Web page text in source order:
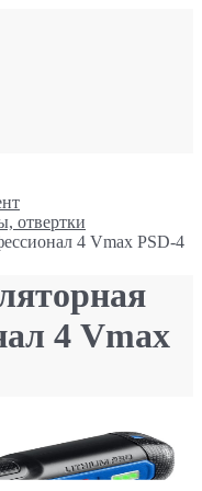
отвертки
4 Vmax PSD-4
4 Vmax